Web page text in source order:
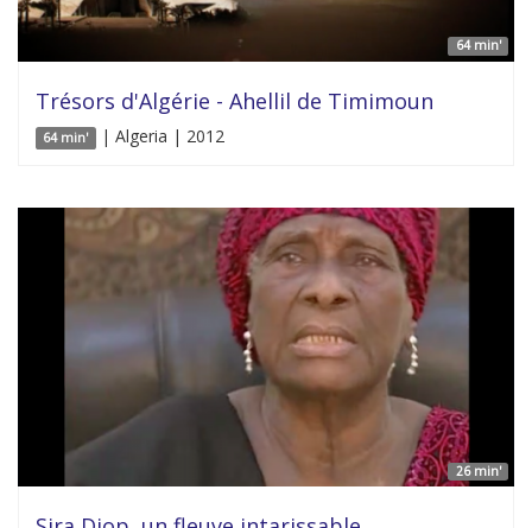
64 min'
Trésors d'Algérie - Ahellil de Timimoun
64 min' | Algeria | 2012
26 min'